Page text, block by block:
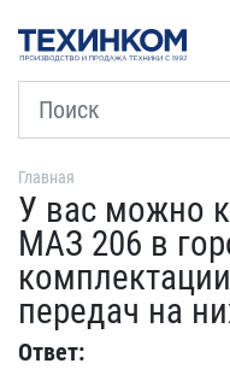
Главная
У вас можно
МАЗ 206 в
передач на
Ответ: